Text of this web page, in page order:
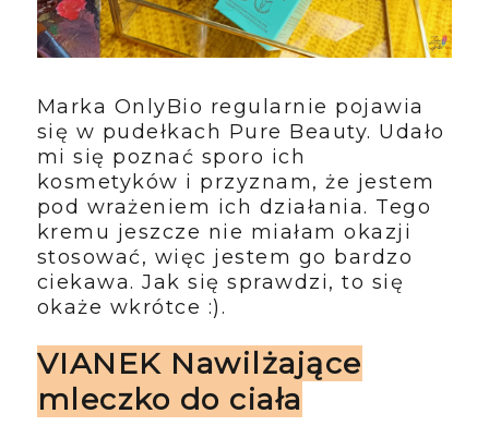
Marka OnlyBio regularnie pojawia
się w pudełkach Pure Beauty. Udało
mi się poznać sporo ich
kosmetyków i przyznam, że jestem
pod wrażeniem ich działania. Tego
kremu jeszcze nie miałam okazji
stosować, więc jestem go bardzo
ciekawa. Jak się sprawdzi, to się
okaże wkrótce :).
VIANEK Nawilżające
mleczko do ciała